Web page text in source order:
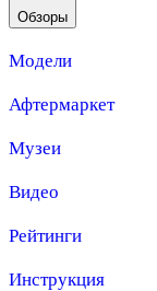
Обзоры
Модели
Афтермаркет
Музеи
Видео
Рейтинги
Инструкция